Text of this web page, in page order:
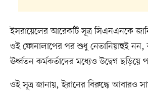
ইসরায়েলের আরেকটি সূত্র সিএনএনকে
ওই ফোনালাপের পর শুধু নেতানিয়াহুই নন,
ঊর্ধ্বতন কর্মকর্তাদের মধ্যেও উদ্বেগ ছড়িয়ে
ওই সূত্র জানায়, ইরানের বিরুদ্ধে আবারও